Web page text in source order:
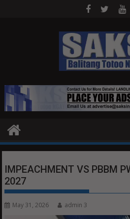
IMPEACHMENT VS PBBM
2027
May 31, 2026 admin 3